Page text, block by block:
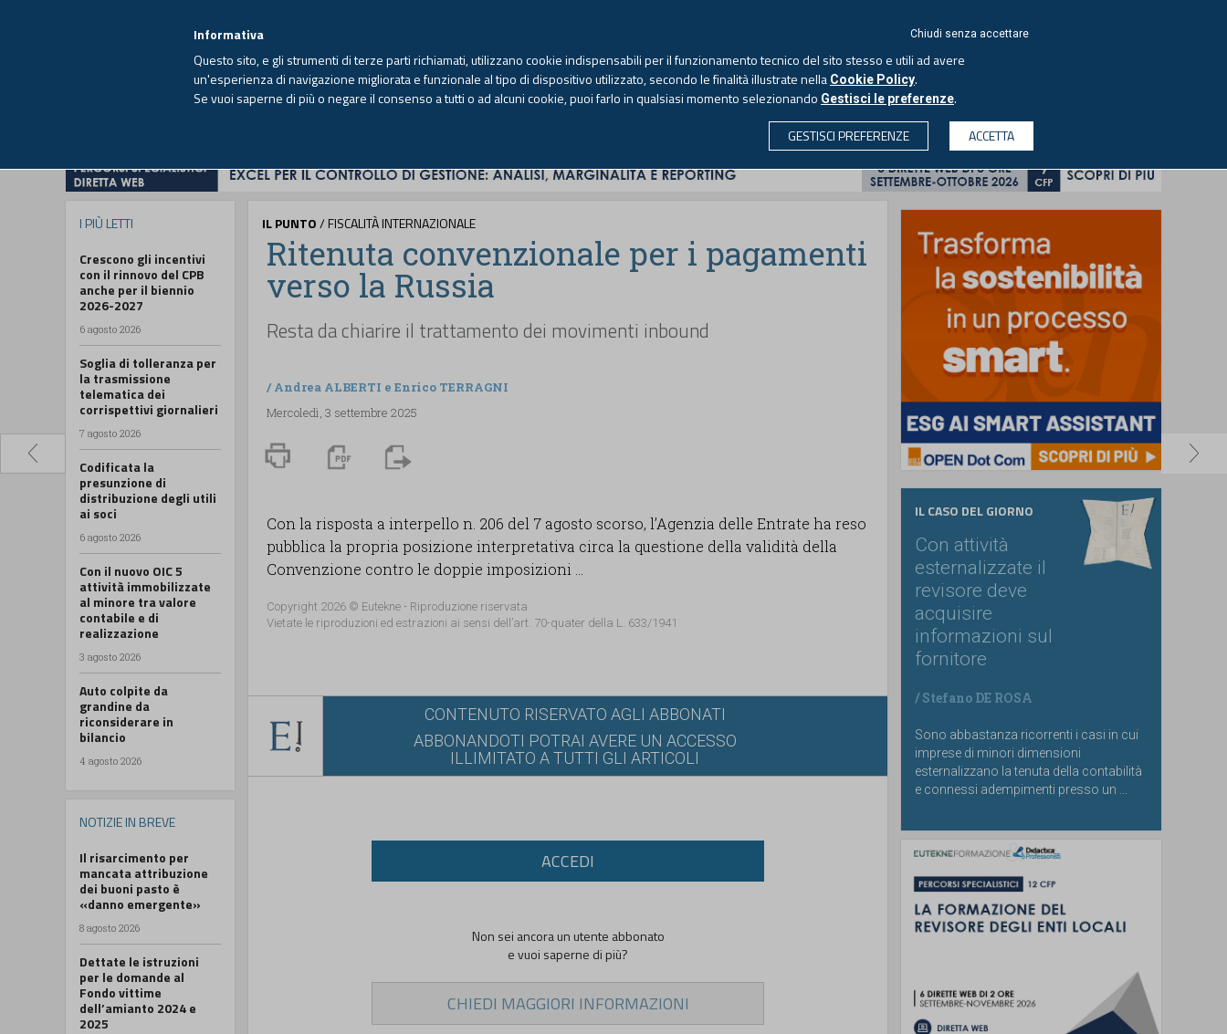
Sabato, 8 agosto 2026 -Aggiornato alle 6.00
ECONOMIA & SOCIETÀ PROFESSIONI
I PIÙ LETTI
Crescono gli incentivi
con il rinnovo del CPB
anche per il biennio
2026-2027
6 agosto 2026
Soglia di tolleranza per
la trasmissione
telematica dei
corrispettivi giornalieri
7 agosto 2026
Codificata la
presunzione di
distribuzione degli utili
ai soci
6 agosto 2026
Con il nuovo OIC 5
attività immobilizzate
al minore tra valore
contabile e di
realizzazione
3 agosto 2026
Auto colpite da
grandine da
riconsiderare in
bilancio
4 agosto 2026
NOTIZIE IN BREVE
Il risarcimento per
mancata attribuzione
dei buoni pasto è
«danno emergente»
8 agosto 2026
Dettate le istruzioni
per le domande al
Fondo vittime
dell’amianto 2024 e
2025
IL PUNTO/ FISCALITÀ INTERNAZIONALE
Ritenuta convenzionale per i pagamenti
verso la Russia
Resta da chiarire il trattamento dei movimenti inbound
/ Andrea ALBERTI e Enrico TERRAGNI
Mercoledì, 3 settembre 2025
Con la risposta a interpello n. 206 del 7 agosto scorso, l’Agenzia delle Entrate ha reso
pubblica la propria posizione interpretativa circa la questione della validità della
Convenzione contro le doppie imposizioni ...
Copyright 2026 © Eutekne - Riproduzione riservata
Vietate le riproduzioni ed estrazioni ai sensi dell’art. 70-quater della L. 633/1941
CONTENUTO RISERVATO AGLI ABBONATI
ABBONANDOTI POTRAI AVERE UN ACCESSO
ILLIMITATO A TUTTI GLI ARTICOLI
ACCEDI
Non sei ancora un utente abbonato
e vuoi saperne di più?
CHIEDI MAGGIORI INFORMAZIONI
IL CASO DEL GIORNO
Con attività
esternalizzate il
revisore deve
acquisire
informazioni sul
fornitore
/Stefano DE ROSA
Sono abbastanza ricorrenti i casi in cui
imprese di minori dimensioni
esternalizzano la tenuta della contabilità
e connessi adempimenti presso un ...
Chiudi senza accettare
Informativa
Questo sito, e gli strumenti di terze parti richiamati, utilizzano cookie indispensabili per il funzionamento tecnico del sito stesso e utili ad avere
un'esperienza di navigazione migliorata e funzionale al tipo di dispositivo utilizzato, secondo le finalità illustrate nella Cookie Policy.
Se vuoi saperne di più o negare il consenso a tutti o ad alcuni cookie, puoi farlo in qualsiasi momento selezionando Gestisci le preferenze.
GESTISCI PREFERENZE
ACCETTA